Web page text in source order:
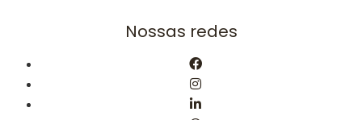
Nossas redes